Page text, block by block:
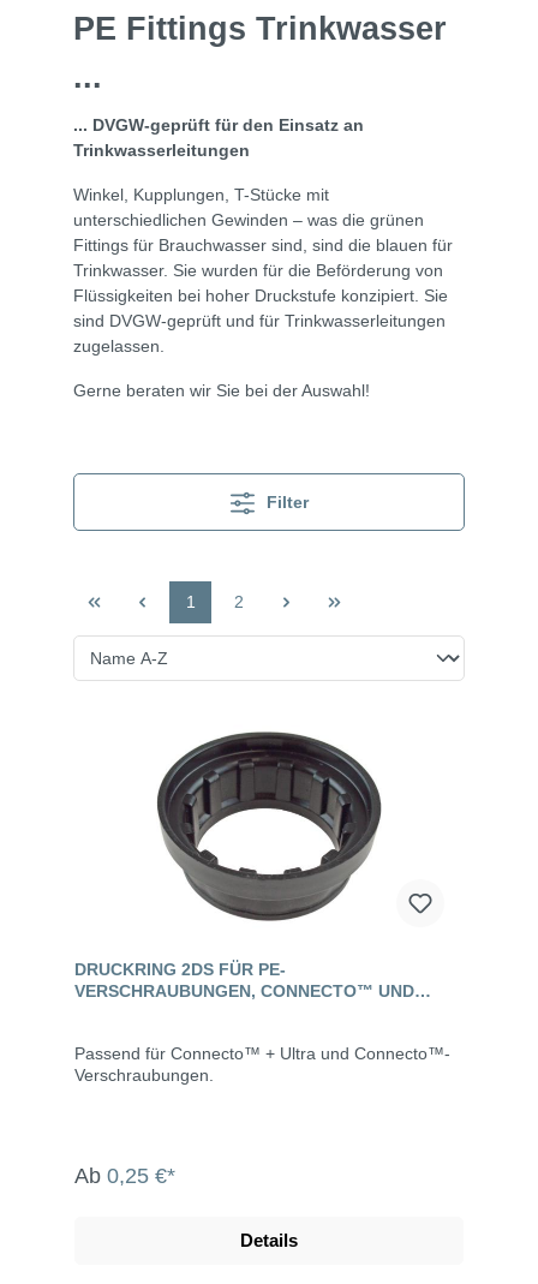
PE Fittings Trinkwasser
...
... DVGW-geprüft für den Einsatz an
Trinkwasserleitungen
Winkel, Kupplungen, T-Stücke mit
unterschiedlichen Gewinden – was die grünen
Fittings für Brauchwasser sind, sind die blauen für
Trinkwasser. Sie wurden für die Beförderung von
Flüssigkeiten bei hoher Druckstufe konzipiert. Sie
sind DVGW-geprüft und für Trinkwasserleitungen
zugelassen.
Gerne beraten wir Sie bei der Auswahl!
Filter
1 2
DRUCKRING 2DS FÜR PE-
VERSCHRAUBUNGEN, CONNECTO™ UND
Passend für Connecto™ + Ultra und Connecto™-
Verschraubungen.
Ab 0,25 €*
Details